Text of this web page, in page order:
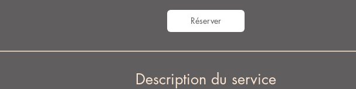
Réserver
Description du service